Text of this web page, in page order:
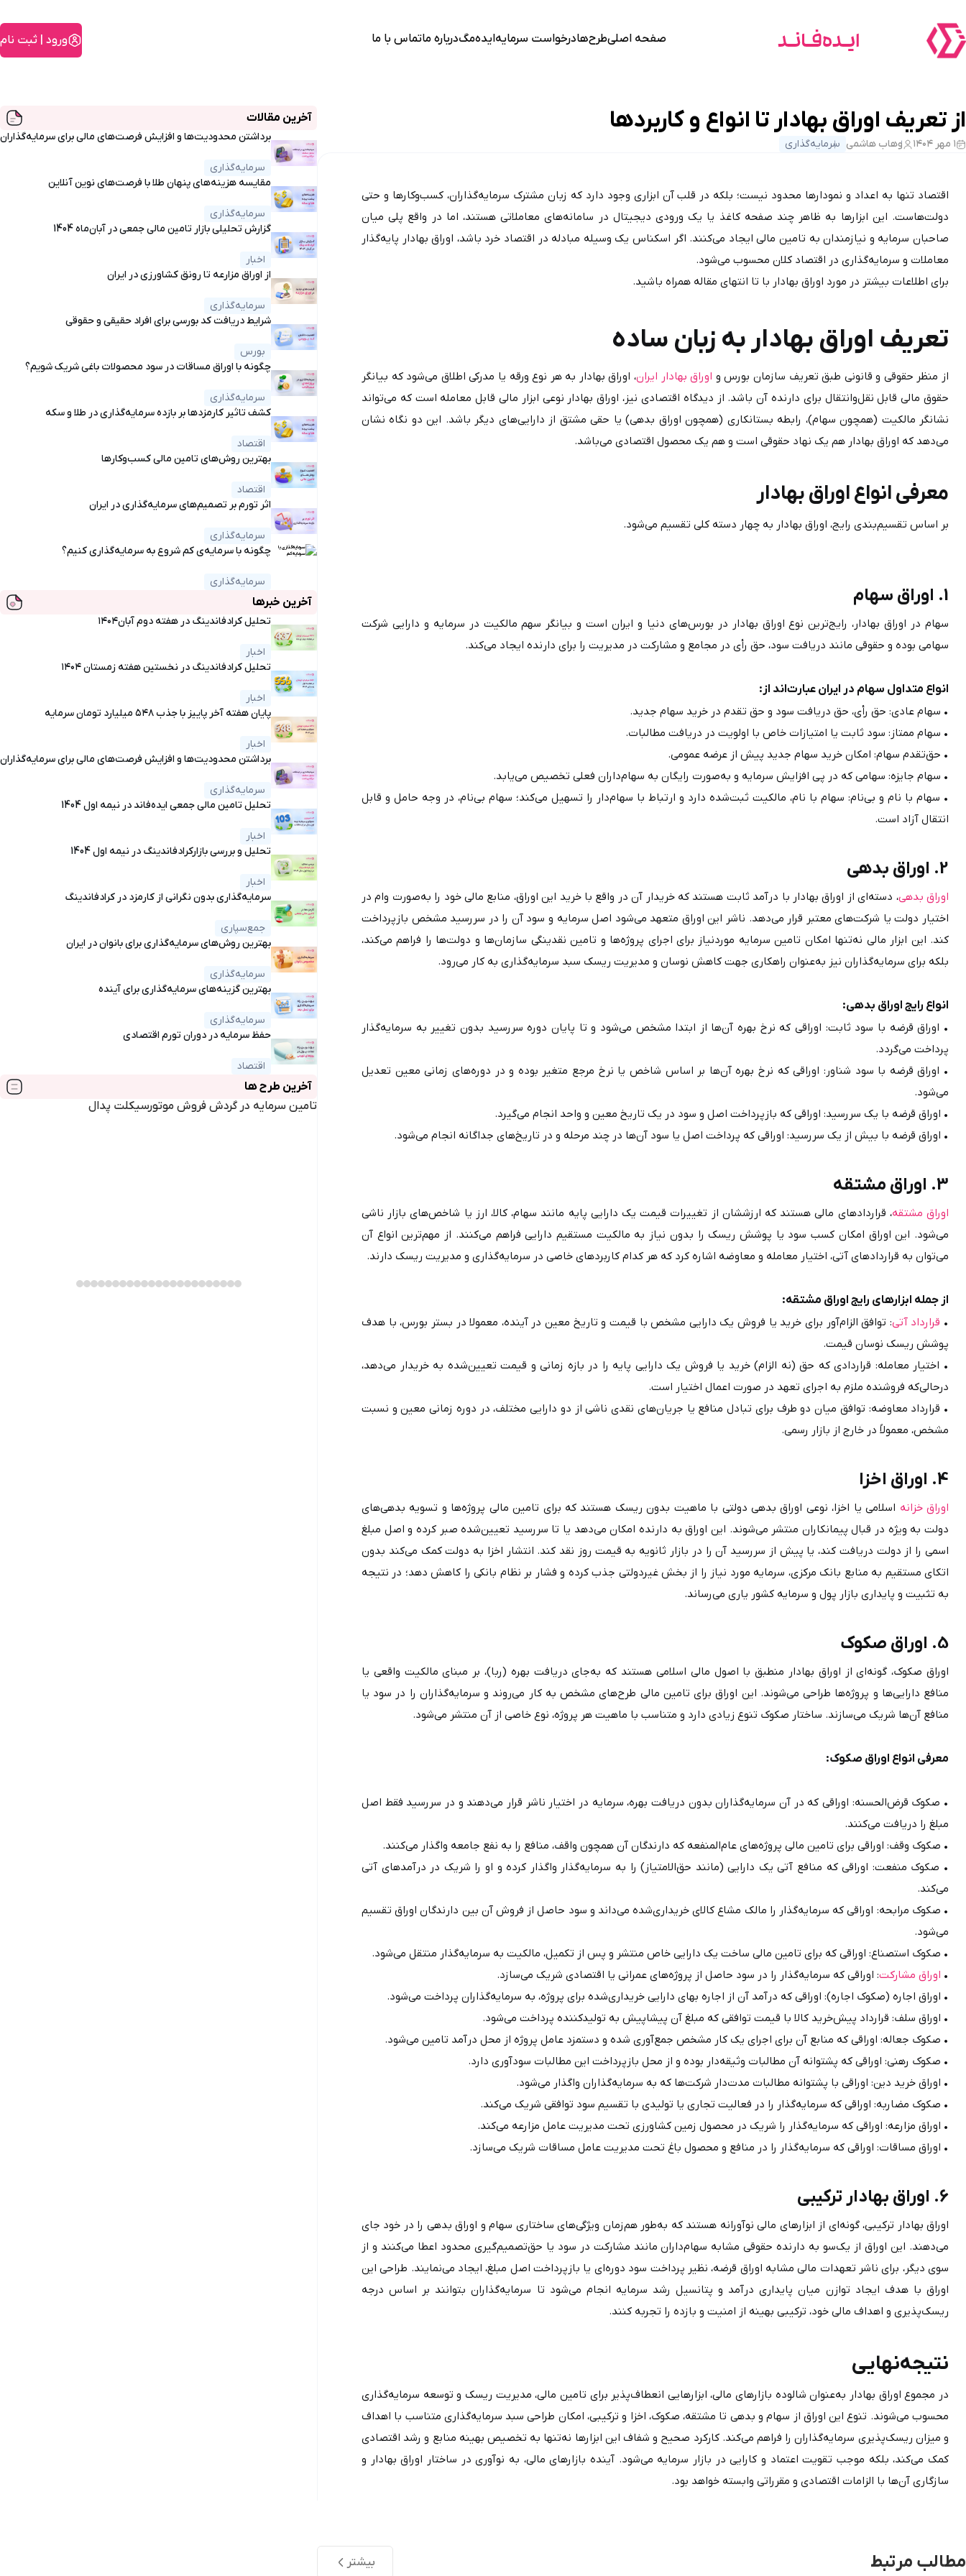
صفحه اصلیطرح‌هادرخواست سرمایهایده‌مگدرباره ماتماس با ما ورود | ثبت نام
از تعریف اوراق بهادار تا انواع و کاربردها
۱ مهر ۱۴۰۴ وهاب هاشمی سرمایه‌گذاری
معاملات و سرمایه‌گذاری در اقتصاد کلان محسوب می‌شود.
برای اطلاعات بیشتر در مورد اوراق بهادار با تا انتهای مقاله همراه باشید.
تعریف اوراق بهادار به زبان ساده
از منظر حقوقی و قانونی طبق تعریف سازمان بورس و اوراق بهادار ایران
می‌دهد که اوراق بهادار هم یک نهاد حقوقی است و هم یک محصول اقتصادی می‌باشد.
معرفی انواع اوراق بهادار
بر اساس تقسیم‌بندی رایج، اوراق بهادار به چهار دسته کلی تقسیم می‌شود.
1. اوراق سهام
سهامی بوده و حقوقی مانند دریافت سود، حق رأی در مجامع و مشارکت در مدیریت را برای دارنده ایجاد می‌کند.
انواع متداول سهام در ایران عبارت‌اند از:
• سهام عادی: حق رأی، حق دریافت سود و حق تقدم در خرید سهام جدید.
• سهام ممتاز: سود ثابت یا امتیازات خاص با اولویت در دریافت مطالبات.
• حق‌تقدم سهام: امکان خرید سهام جدید پیش از عرضه عمومی.
• سهام جایزه: سهامی که در پی افزایش سرمایه و به‌صورت رایگان به سهام‌داران فعلی تخصیص می‌یابد.
انتقال آزاد است.
2. اوراق بدهی
اوراق بدهی
بلکه برای سرمایه‌گذاران نیز به‌عنوان راهکاری جهت کاهش نوسان و مدیریت ریسک سبد سرمایه‌گذاری به کار می‌رود.
انواع رایج اوراق بدهی:
پرداخت می‌گردد.
می‌شود.
• اوراق قرضه با یک سررسید: اوراقی که بازپرداخت اصل و سود در یک تاریخ معین و واحد انجام می‌گیرد.
• اوراق قرضه با بیش از یک سررسید: اوراقی که پرداخت اصل یا سود آن‌ها در چند مرحله و در تاریخ‌های جداگانه انجام می‌شود.
3. اوراق مشتقه
اوراق مشتقه
می‌توان به قراردادهای آتی، اختیار معامله و معاوضه اشاره کرد که هر کدام کاربردهای خاصی در سرمایه‌گذاری و مدیریت ریسک دارند.
از جمله ابزارهای رایج اوراق مشتقه:
• قرارداد آتی
پوشش ریسک نوسان قیمت.
درحالی‌که فروشنده ملزم به اجرای تعهد در صورت اعمال اختیار است.
مشخص، معمولاً در خارج از بازار رسمی.
4. اوراق اخزا
اوراق خزانه
به تثبیت و پایداری بازار پول و سرمایه کشور یاری می‌رساند.
5. اوراق صکوک
منافع آن‌ها شریک می‌سازند. ساختار صکوک تنوع زیادی دارد و متناسب با ماهیت هر پروژه، نوع خاصی از آن منتشر می‌شود.
معرفی انواع اوراق صکوک:
مبلغ را دریافت می‌کنند.
• صکوک وقف: اوراقی برای تامین مالی پروژه‌های عام‌المنفعه که دارندگان آن همچون واقف، منافع را به نفع جامعه واگذار می‌کنند.
می‌کند.
می‌شود.
• صکوک استصناع: اوراقی که برای تامین مالی ساخت یک دارایی خاص منتشر و پس از تکمیل، مالکیت به سرمایه‌گذار منتقل می‌شود.
• اوراق مشارکت: اوراقی که سرمایه‌گذار را در سود حاصل از پروژه‌های عمرانی یا اقتصادی شریک می‌سازد.
• اوراق اجاره (صکوک اجاره): اوراقی که درآمد آن از اجاره بهای دارایی خریداری‌شده برای پروژه، به سرمایه‌گذاران پرداخت می‌شود.
• اوراق سلف: قرارداد پیش‌خرید کالا با قیمت توافقی که مبلغ آن پیشاپیش به تولیدکننده پرداخت می‌شود.
• صکوک جعاله: اوراقی که منابع آن برای اجرای یک کار مشخص جمع‌آوری شده و دستمزد عامل پروژه از محل درآمد تامین می‌شود.
• صکوک رهنی: اوراقی که پشتوانه آن مطالبات وثیقه‌دار بوده و از محل بازپرداخت این مطالبات سودآوری دارد.
• اوراق خرید دین: اوراقی با پشتوانه مطالبات مدت‌دار شرکت‌ها که به سرمایه‌گذاران واگذار می‌شود.
• صکوک مضاربه: اوراقی که سرمایه‌گذار را در فعالیت تجاری یا تولیدی با تقسیم سود توافقی شریک می‌کند.
• اوراق مزارعه: اوراقی که سرمایه‌گذار را شریک در محصول زمین کشاورزی تحت مدیریت عامل مزارعه می‌کند.
• اوراق مساقات: اوراقی که سرمایه‌گذار را در منافع و محصول باغ تحت مدیریت عامل مساقات شریک می‌سازد.
6. اوراق بهادار ترکیبی
ریسک‌پذیری و اهداف مالی خود، ترکیبی بهینه از امنیت و بازده را تجربه کنند.
نتیجه‌نهایی
سازگاری آن‌ها با الزامات اقتصادی و مقرراتی وابسته خواهد بود.
مطالب مرتبط بیشتر
آخرین مقالات
برداشتن محدودیت‌ها و افزایش فرصت‌های مالی برای سرمایه‌گذاران
سرمایه‌گذاری
مقایسه هزینه‌های پنهان طلا با فرصت‌های نوین آنلاین
سرمایه‌گذاری
گزارش تحلیلی بازار تامین مالی جمعی در آبان‌ماه 1404
اخبار
از اوراق مزارعه تا رونق کشاورزی در ایران
سرمایه‌گذاری
شرایط دریافت کد بورسی برای افراد حقیقی و حقوقی
بورس
چگونه با اوراق مساقات در سود محصولات باغی شریک شویم؟
سرمایه‌گذاری
کشف تاثیر کارمزدها بر بازده سرمایه‌گذاری در طلا و سکه
اقتصاد
بهترین روش‌های تامین مالی کسب‌وکارها
اقتصاد
اثر تورم بر تصمیم‌های سرمایه‌گذاری در ایران
سرمایه‌گذاری
چگونه با سرمایه‌ی کم شروع به سرمایه‌گذاری کنیم؟
سرمایه‌گذاری
آخرین خبرها
تحلیل کرادفاندینگ در هفته دوم آبان۱۴۰۴
اخبار
تحلیل کرادفاندینگ در نخستین هفته زمستان ۱۴۰۴
اخبار
پایان هفته آخر پاییز با جذب ۵۴۸ میلیارد تومان سرمایه
اخبار
برداشتن محدودیت‌ها و افزایش فرصت‌های مالی برای سرمایه‌گذاران
سرمایه‌گذاری
تحلیل تامین مالی جمعی ایده‌فاند در نیمه اول 1404
اخبار
تحلیل و بررسی بازارکرادفاندینگ در نیمه اول 1404
اخبار
سرمایه‌گذاری بدون نگرانی از کارمزد در کرادفاندینگ
جمع‌سپاری
بهترین روش‌های سرمایه‌گذاری برای بانوان در ایران
سرمایه‌گذاری
بهترین گزینه‌های سرمایه‌گذاری برای آینده
سرمایه‌گذاری
حفظ سرمایه در دوران تورم اقتصادی
اقتصاد
آخرین طرح ها
تامین سرمایه در گردش فروش موتورسیکلت پدال مشارکت در تکمیل پروژه ساختمانی چهار باغ سرمایه در گردش تولید موتورسیکلت اسکوتر 110 سی‌سی
تامین سرمایه در گردش تولید نخ رنگی ایمپلنت دندان